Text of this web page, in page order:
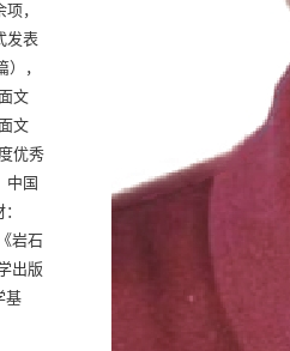
，
发表
，
文
文
优秀
中国
岩石
出版
基